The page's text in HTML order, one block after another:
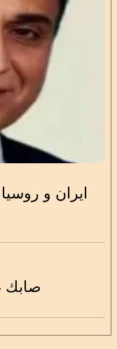
ايران و
صابك